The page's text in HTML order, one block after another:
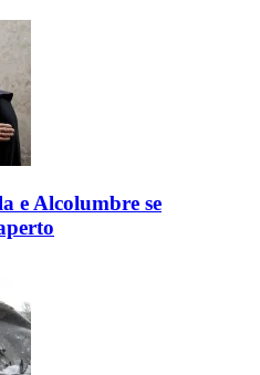
e Alcolumbre se